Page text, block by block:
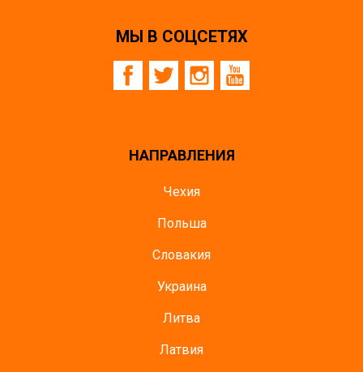
МЫ В СОЦСЕТЯХ
НАПРАВЛЕНИЯ
Чехия
Польша
Словакия
Украина
Литва
Латвия